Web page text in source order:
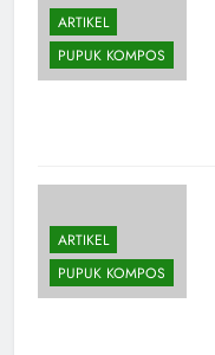
ARTIKEL
PUPUK KOMPOS
ARTIKEL
PUPUK KOMPOS